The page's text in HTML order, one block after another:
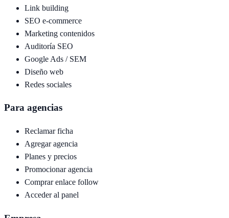
Link building
SEO e-commerce
Marketing contenidos
Auditoría SEO
Google Ads / SEM
Diseño web
Redes sociales
Para agencias
Reclamar ficha
Agregar agencia
Planes y precios
Promocionar agencia
Comprar enlace follow
Acceder al panel